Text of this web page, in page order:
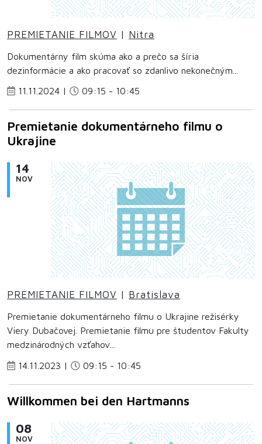
PREMIETANIE FILMOV | Nitra
Dokumentárny film skúma ako a prečo sa šíria
dezinformácie a ako pracovať so zdanlivo nekonečným...
11.11.2024 |
09:15 - 10:45
Premietanie dokumentárneho filmu o
Ukrajine
14
NOV
PREMIETANIE FILMOV | Bratislava
Premietanie dokumentárneho filmu o Ukrajine režisérky
Viery Dubačovej. Premietanie filmu pre študentov Fakulty
medzinárodných vzťahov...
14.11.2023 |
09:15 - 10:45
Willkommen bei den Hartmanns
08
NOV